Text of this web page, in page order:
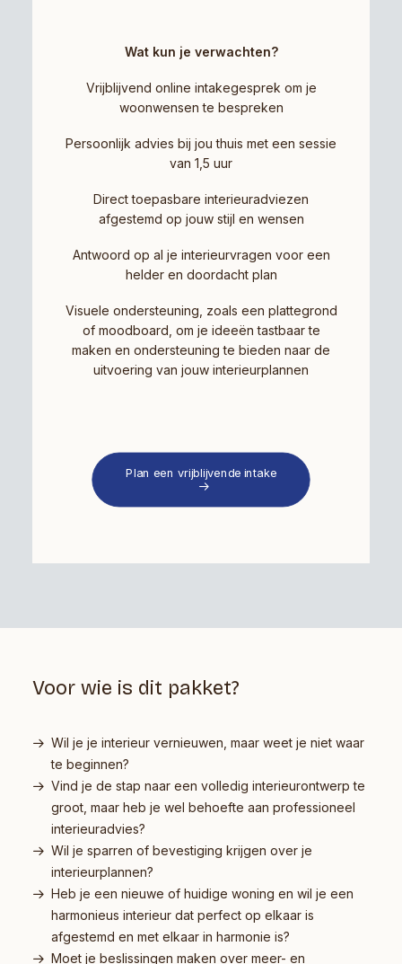
Wat kun je verwachten?
Vrijblijvend online intakegesprek om je
woonwensen te bespreken
Persoonlijk advies bij jou thuis met een sessie
van 1,5 uur
Direct toepasbare interieuradviezen
afgestemd op jouw stijl en wensen
Antwoord op al je interieurvragen voor een
helder en doordacht plan
Visuele ondersteuning, zoals een plattegrond
of moodboard, om je ideeën tastbaar te
maken en ondersteuning te bieden naar de
uitvoering van jouw interieurplannen
Plan een vrijblijvende intake
Voor wie is dit pakket?
Wil je je interieur vernieuwen, maar weet je niet waar
te beginnen?
Vind je de stap naar een volledig interieurontwerp te
groot, maar heb je wel behoefte aan professioneel
interieuradvies?
Wil je sparren of bevestiging krijgen over je
interieurplannen?
Heb je een nieuwe of huidige woning en wil je een
harmonieus interieur dat perfect op elkaar is
afgestemd en met elkaar in harmonie is?
Moet je beslissingen maken over meer- en